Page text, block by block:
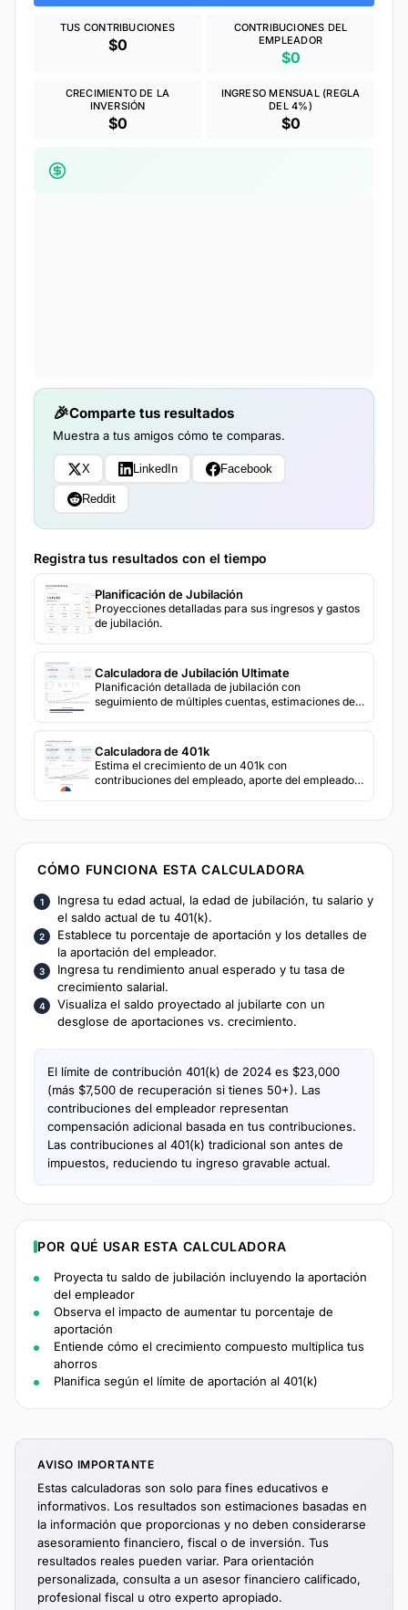
TUS CONTRIBUCIONES
$0
CONTRIBUCIONES DEL
EMPLEADOR
$0
CRECIMIENTO DE LA
INVERSIÓN
$0
INGRESO MENSUAL (REGLA
DEL 4%)
$0
Comparte tus resultados
Muestra a tus amigos cómo te comparas.
X LinkedIn Facebook
Reddit
Registra tus resultados con el tiempo
Planificación de Jubilación
Proyecciones detalladas para sus ingresos y gastos
de jubilación.
Calculadora de Jubilación Ultimate
Planificación detallada de jubilación con
seguimiento de múltiples cuentas, estimaciones de
de 3 escenarios para supuestos conservadores,
moderados y agresivos.
Calculadora de 401k
Estima el crecimiento de un 401k con
contribuciones del empleado, aporte del empleador
CÓMO FUNCIONA ESTA CALCULADORA
Ingresa tu edad actual, la edad de jubilación, tu salario y
el saldo actual de tu 401(k).
Establece tu porcentaje de aportación y los detalles de
la aportación del empleador.
Ingresa tu rendimiento anual esperado y tu tasa de
crecimiento salarial.
Visualiza el saldo proyectado al jubilarte con un
desglose de aportaciones vs. crecimiento.
El límite de contribución 401(k) de 2024 es $23,000
(más $7,500 de recuperación si tienes 50+). Las
contribuciones del empleador representan
compensación adicional basada en tus contribuciones.
Las contribuciones al 401(k) tradicional son antes de
impuestos, reduciendo tu ingreso gravable actual.
POR QUÉ USAR ESTA CALCULADORA
Proyecta tu saldo de jubilación incluyendo la aportación
del empleador
Observa el impacto de aumentar tu porcentaje de
aportación
Entiende cómo el crecimiento compuesto multiplica tus
ahorros
Planifica según el límite de aportación al 401(k)
AVISO IMPORTANTE
Estas calculadoras son solo para fines educativos e
informativos. Los resultados son estimaciones basadas en
la información que proporcionas y no deben considerarse
asesoramiento financiero, fiscal o de inversión. Tus
resultados reales pueden variar. Para orientación
personalizada, consulta a un asesor financiero calificado,
profesional fiscal u otro experto apropiado.